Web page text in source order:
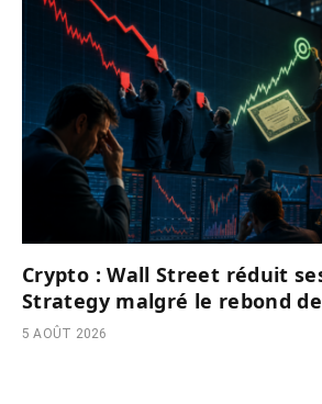
Crypto : Wall Street réduit
Strategy malgré le rebond de
5 AOÛT 2026